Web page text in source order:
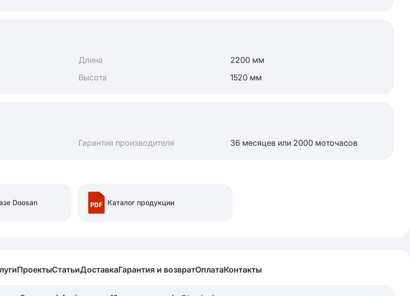
Длина
2200 мм
Высота 1520 мм
Гарантия производителя 36 месяцев или 2000 моточасов
Doosan Каталог продукции
ПроектыСтатьиДоставкаГарантия и возвратОплатаКонтакты